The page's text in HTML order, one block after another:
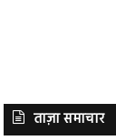
ताज़ा समाचार